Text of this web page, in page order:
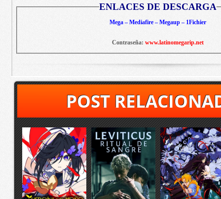
ENLACES DE DESCARGA
Mega – Mediafire – Megaup – 1Fichier
Contraseña: www.latinomegarip.net
POST